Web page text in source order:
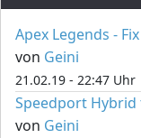
Apex Legends -
von Geini
21.02.19 - 22:47 Uhr
Speedport
von Geini